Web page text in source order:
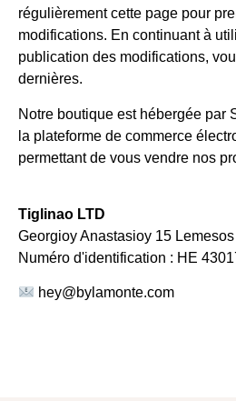
régulièrement cette page pour
modifications. En continuant à
publication des modifications,
dernières.
Notre boutique est hébergée par
la plateforme de commerce
permettant de vous vendre nos
Tiglinao LTD
Georgioy Anastasioy 15
Numéro d'identification : ΗΕ
hey@bylamonte.com